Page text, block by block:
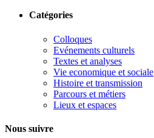
Catégories
Colloques
Evénements culturels
Textes et analyses
Vie economique et sociale
Histoire et transmission
Parcours et métiers
Lieux et espaces
Nous suivre